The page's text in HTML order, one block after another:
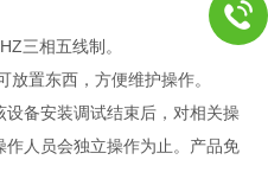
三相五线制。
置东西，方便维护操作。
备安装调试结束后，对相关操
人员会独立操作为止。产品免